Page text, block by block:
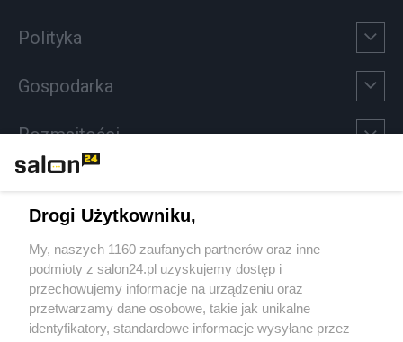
Polityka
Gospodarka
Rozmaitości
Sport
Społeczeństwo
Kultura
Drogi Użytkowniku,
My, naszych 1160 zaufanych partnerów oraz inne
podmioty z salon24.pl uzyskujemy dostęp i
przechowujemy informacje na urządzeniu oraz
przetwarzamy dane osobowe, takie jak unikalne
identyfikatory, standardowe informacje wysyłane przez